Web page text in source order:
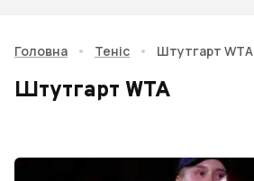
Головна • Теніс • Штутгарт WTA
Штутгарт WTA